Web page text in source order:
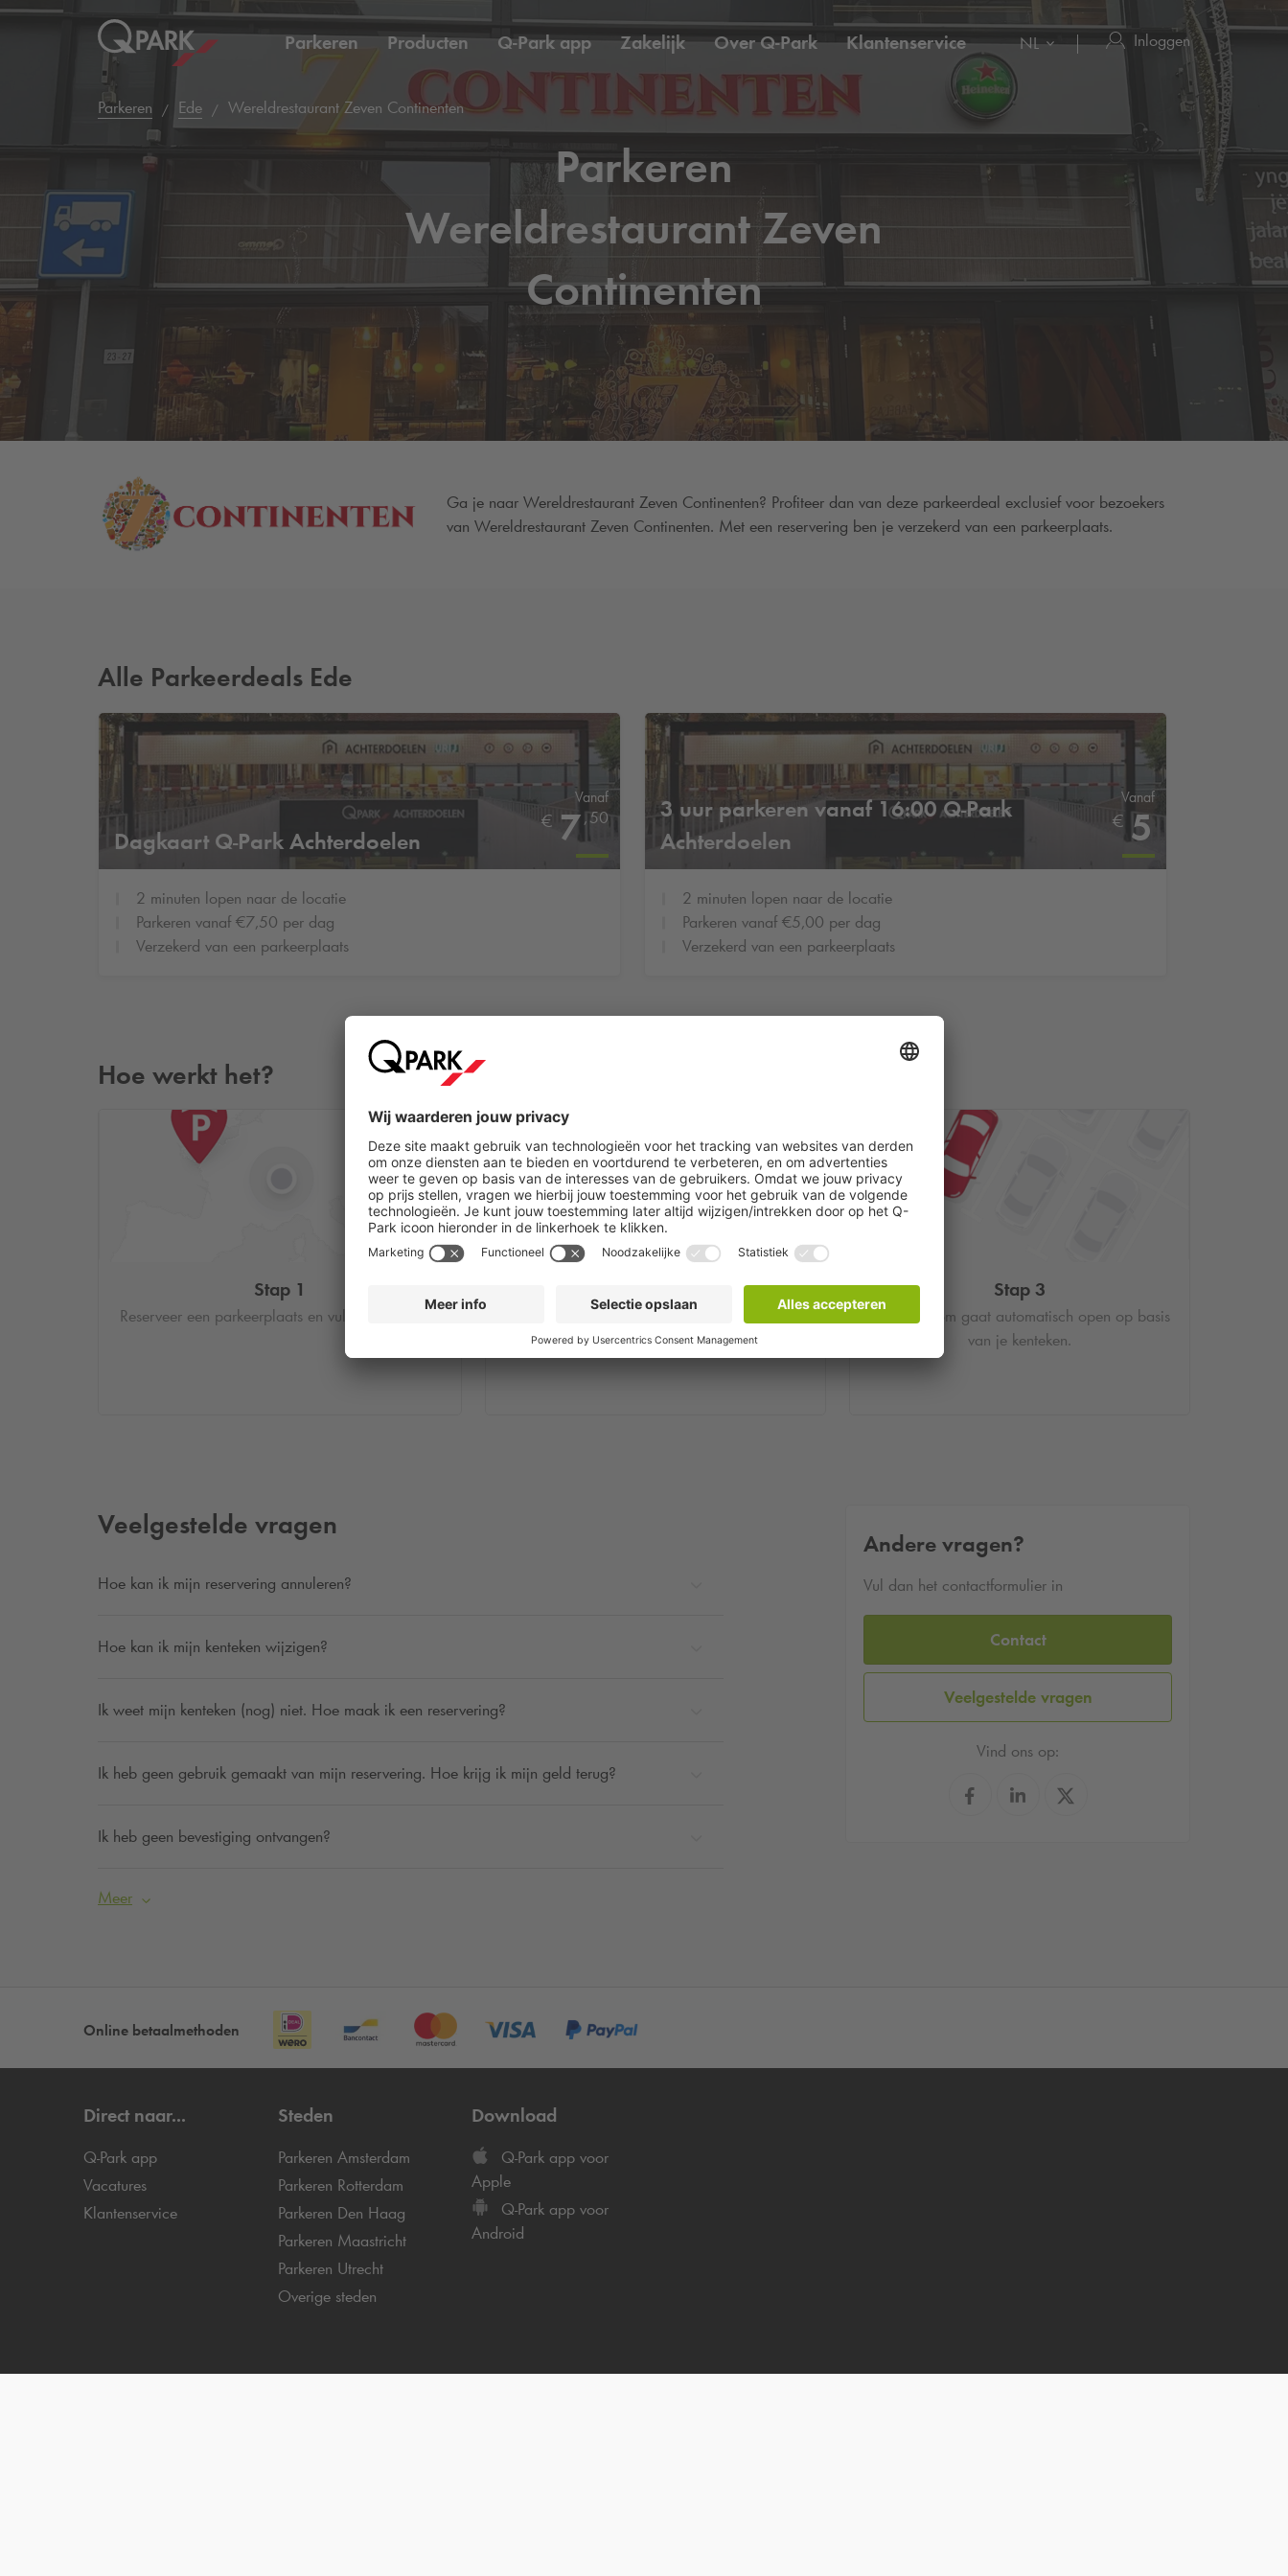
Parkeren Producten Q-Parkapp Zakelijk OverQ-Park Klantenservice NL Inloggen
Parkeren Ede Wereldrestaurant Zeven Continenten
Parkeren
Wereldrestaurant Zeven
Continenten
Ga je naar Wereldrestaurant Zeven Continenten? Profiteer dan van deze parkeerdeal exclusief voor bezoekers
van Wereldrestaurant Zeven Continenten. Met een reservering ben je verzekerd van een parkeerplaats.
Alle Parkeerdeals Ede
Dagkaart Q-Park Achterdoelen
Vanaf
€ 7,50
2 minuten lopen naar de locatie
Parkeren vanaf €7,50 per dag
Verzekerd van een parkeerplaats
3 uur parkeren vanaf 16:00Q-Park
Achterdoelen
Vanaf
€ 5
2 minuten lopen naar de locatie
Parkeren vanaf €5,00 per dag
Verzekerd van een parkeerplaats
Hoe werkt het?
Stap 1
Reserveer een parkeerplaats en vul je kenteken in
Je ontvangt binnen enkele minuten een
bevestigingsmail.
Stap 3
De slagboom gaat automatisch open op basis
van je kenteken.
Veelgestelde vragen
Hoe kan ik mijn reservering annuleren?
Hoe kan ik mijn kenteken wijzigen?
Ik weet mijn kenteken (nog) niet. Hoe maak ik een reservering?
Ik heb geen gebruik gemaakt van mijn reservering. Hoe krijg ik mijn geld terug?
Ik heb geen bevestiging ontvangen?
Meer
Andere vragen?
Vul dan het contactformulier in
Contact
Veelgestelde vragen
Vind ons op:
Online betaalmethoden
Direct naar...
Q-Park app
Vacatures
Klantenservice
Steden
Parkeren Amsterdam
Parkeren Rotterdam
Parkeren Den Haag
Parkeren Maastricht
Parkeren Utrecht
Overige steden
Download
Q-Park app voor
Apple
Q-Park app voor
Android